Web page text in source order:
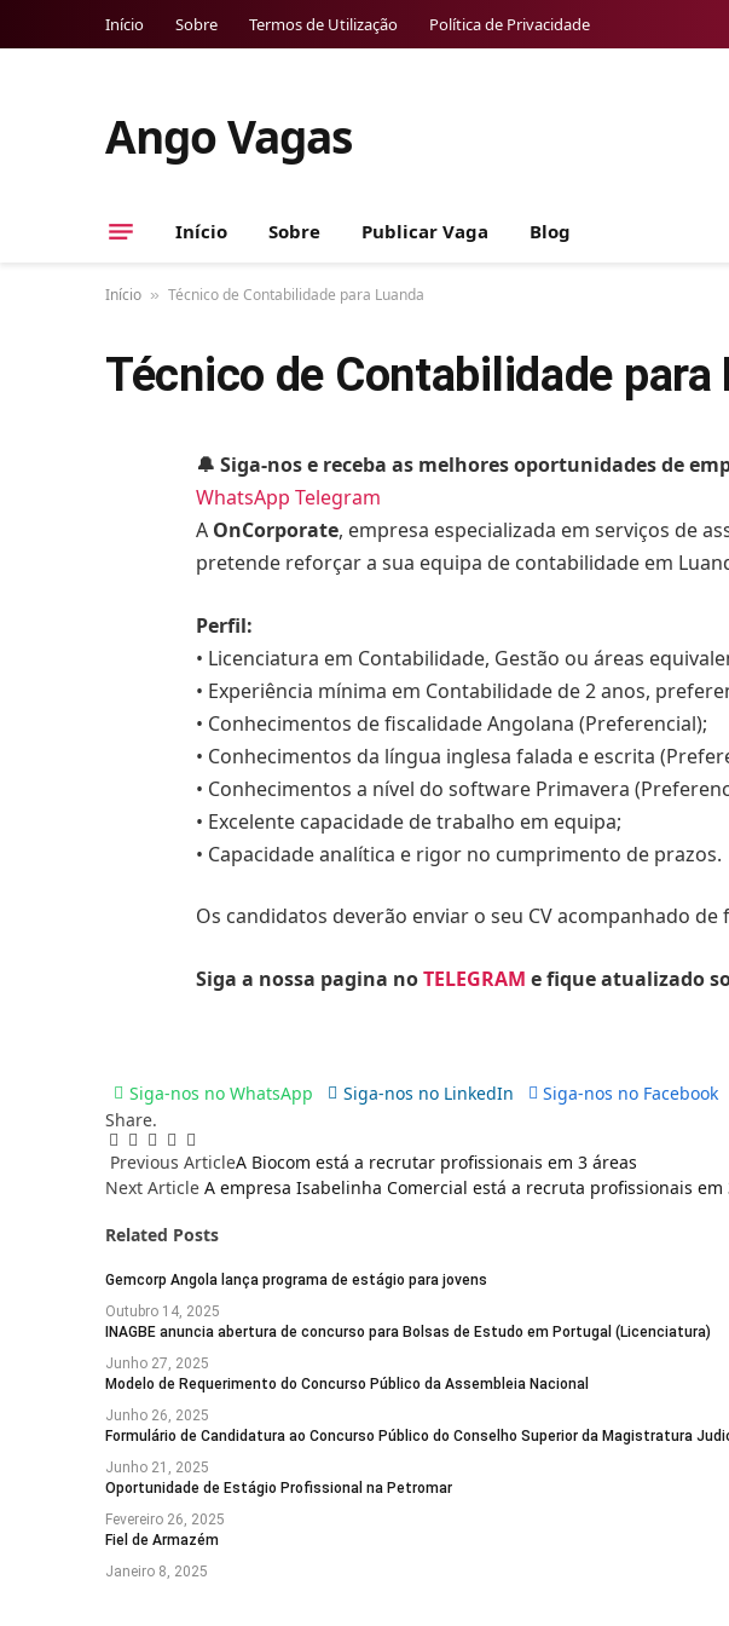
Início Sobre Termos de Utilização Política de Privacidade
Ango Vagas
Início Sobre Publicar Vaga Blog
Início » Técnico de Contabilidade para Luanda
Técnico de Contabilidade para
🔔 Siga-nos e receba as melhores oportunidades de
WhatsApp Telegram
A OnCorporate, empresa especializada em serviços de
pretende reforçar a sua equipa de contabilidade em
Perfil:
• Licenciatura em Contabilidade, Gestão ou áreas
• Experiência mínima em Contabilidade de 2 anos,
• Conhecimentos de fiscalidade Angolana (Preferencial);
• Conhecimentos da língua inglesa falada e escrita
• Conhecimentos a nível do software Primavera
• Excelente capacidade de trabalho em equipa;
• Capacidade analítica e rigor no cumprimento de prazos.
Os candidatos deverão enviar o seu CV acompanhado de
Siga a nossa pagina noTELEGRAM e fique atualizado
Siga-nos no WhatsApp Siga-nos no LinkedIn
Siga-nos no Facebook
Share.
WhatsApp
LinkedIn
Facebook
Telegram
Twitter
Previous ArticleA Biocom está a recrutar profissionais em 3 áreas
Next Article A empresa Isabelinha Comercial está a recruta profissionais em
Related Posts
Gemcorp Angola lança programa de estágio para jovens
Outubro 14, 2025
INAGBE anuncia abertura de concurso para Bolsas de Estudo em Portugal (Licenciatura)
Junho 27, 2025
Modelo de Requerimento do Concurso Público da Assembleia Nacional
Junho 26, 2025
Formulário de Candidatura ao Concurso Público do Conselho Superior da Magistratura
Junho 21, 2025
Oportunidade de Estágio Profissional na Petromar
Fevereiro 26, 2025
Fiel de Armazém
Janeiro 8, 2025